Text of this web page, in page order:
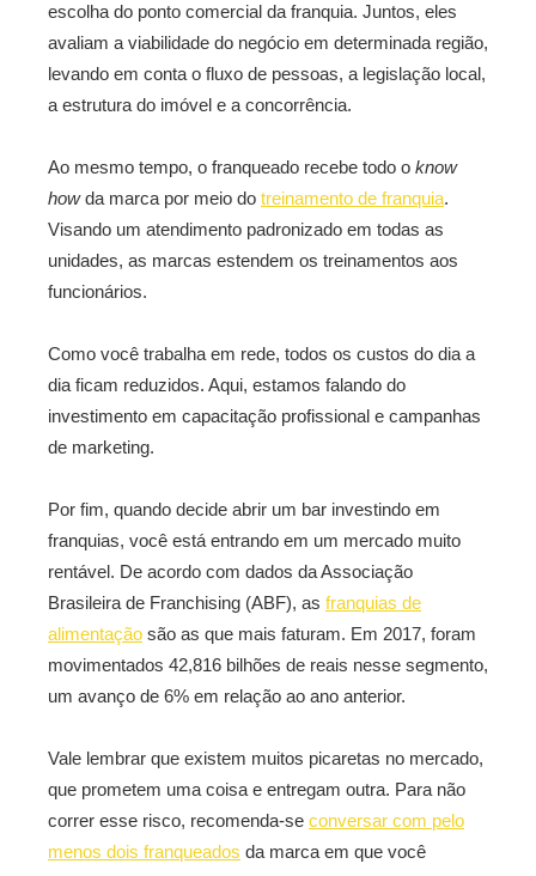
escolha do ponto comercial da franquia. Juntos, eles
avaliam a viabilidade do negócio em determinada região,
levando em conta o fluxo de pessoas, a legislação local,
a estrutura do imóvel e a concorrência.
Ao mesmo tempo, o franqueado recebe todo o know
howda marca por meio do treinamento de franquia.
Visando um atendimento padronizado em todas as
unidades, as marcas estendem os treinamentos aos
funcionários.
Como você trabalha em rede, todos os custos do dia a
dia ficam reduzidos. Aqui, estamos falando do
investimento em capacitação profissional e campanhas
de marketing.
Por fim, quando decide abrir um bar investindo em
franquias, você está entrando em um mercado muito
rentável. De acordo com dados da Associação
Brasileira de Franchising (ABF), as franquias de
alimentação são as que mais faturam. Em 2017, foram
movimentados 42,816 bilhões de reais nesse segmento,
um avanço de 6% em relação ao ano anterior.
Vale lembrar que existem muitos picaretas no mercado,
que prometem uma coisa e entregam outra. Para não
correr esse risco, recomenda-se conversar com pelo
menos dois franqueados da marca em que você